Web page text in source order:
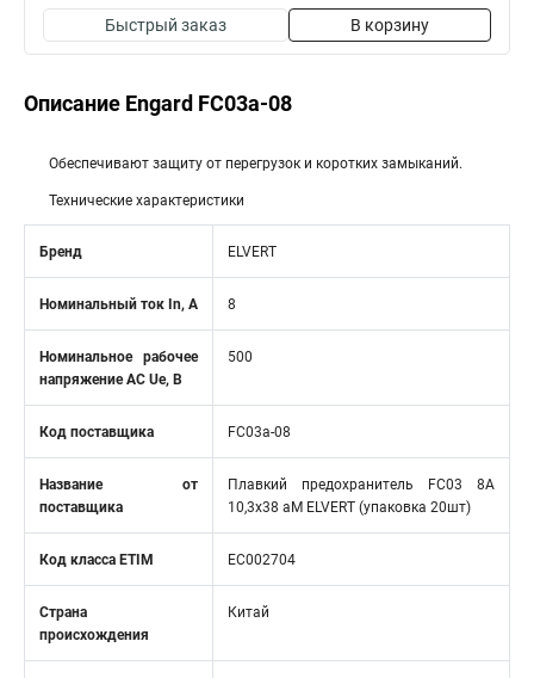
Быстрый заказ В корзину
Описание Engard FC03a-08
Обеспечивают защиту от перегрузок и коротких замыканий.
Технические характеристики
Бренд ELVERT
Номинальный ток In, А 8
Номинальное рабочее
напряжение AC Ue, В
500
Код поставщика FC03a-08
Название от
поставщика
Плавкий предохранитель FС03 8A
10,3x38 aM ELVERT (упаковка 20шт)
Код класса ETIM EC002704
Страна
происхождения
Китай